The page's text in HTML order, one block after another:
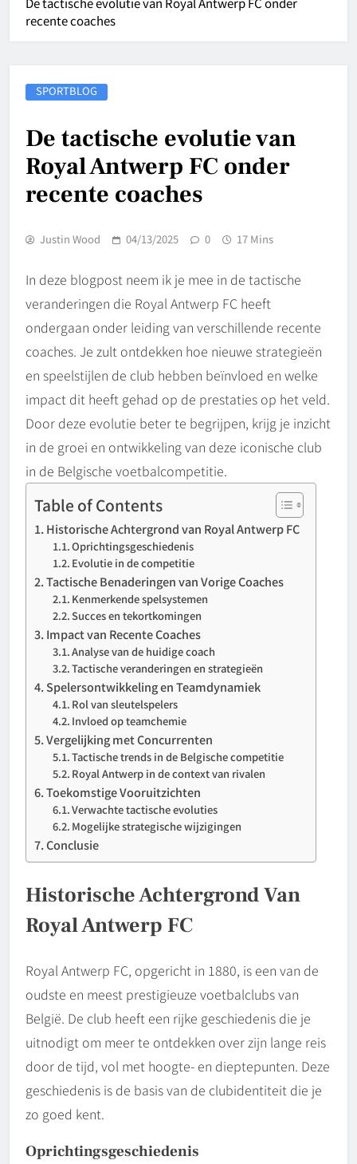
recente coaches
SPORTBLOG
De tactische evolutie van
Royal Antwerp FC onder
recente coaches
Justin Wood 04/13/2025 0 17 Mins
In deze blogpost neem ik je mee in de tactische
veranderingen die Royal Antwerp FC heeft
ondergaan onder leiding van verschillende recente
coaches. Je zult ontdekken hoe nieuwe strategieën
en speelstijlen de club hebben beïnvloed en welke
impact dit heeft gehad op de prestaties op het veld.
Door deze evolutie beter te begrijpen, krijg je inzicht
in de groei en ontwikkeling van deze iconische club
in de Belgische voetbalcompetitie.
Table of Contents
Historische Achtergrond van Royal Antwerp FC
Oprichtingsgeschiedenis
Evolutie in de competitie
Tactische Benaderingen van Vorige Coaches
Kenmerkende spelsystemen
Succes en tekortkomingen
Impact van Recente Coaches
Analyse van de huidige coach
Tactische veranderingen en strategieën
Spelersontwikkeling en Teamdynamiek
Rol van sleutelspelers
Invloed op teamchemie
Vergelijking met Concurrenten
Tactische trends in de Belgische competitie
Royal Antwerp in de context van rivalen
Toekomstige Vooruitzichten
Verwachte tactische evoluties
Mogelijke strategische wijzigingen
Conclusie
Historische Achtergrond Van
Royal Antwerp FC
Royal Antwerp FC, opgericht in 1880, is een van de
oudste en meest prestigieuze voetbalclubs van
België. De club heeft een rijke geschiedenis die je
uitnodigt om meer te ontdekken over zijn lange reis
door de tijd, vol met hoogte- en dieptepunten. Deze
geschiedenis is de basis van de clubidentiteit die je
zo goed kent.
Oprichtingsgeschiedenis